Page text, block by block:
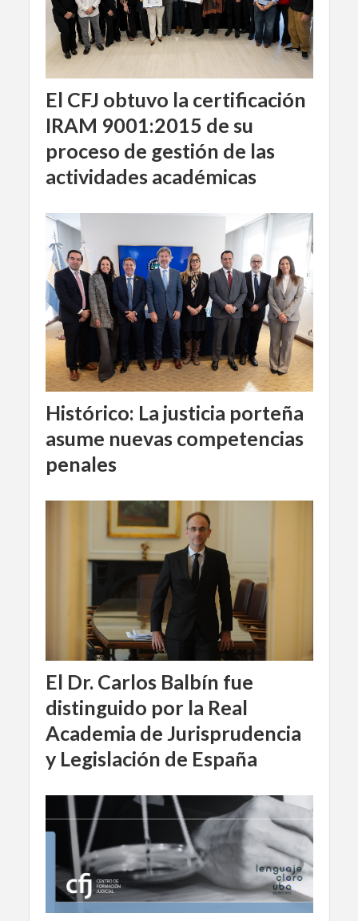
El CFJ obtuvo la certificación
IRAM 9001:2015 de su
proceso de gestión de las
actividades académicas
Histórico: La justicia porteña
asume nuevas competencias
penales
El Dr. Carlos Balbín fue
distinguido por la Real
Academia de Jurisprudencia
y Legislación de España